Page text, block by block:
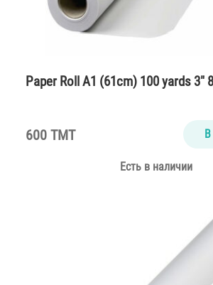
Paper Roll A1 (61cm) 100 yards 3″
600 TMT В
Есть в наличии